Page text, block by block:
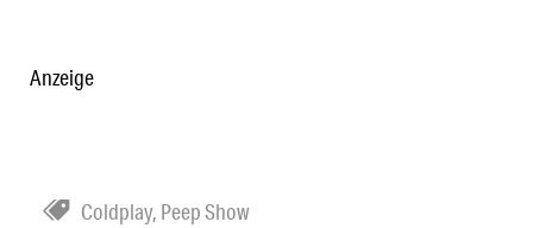
Anzeige
Coldplay, Peep Show